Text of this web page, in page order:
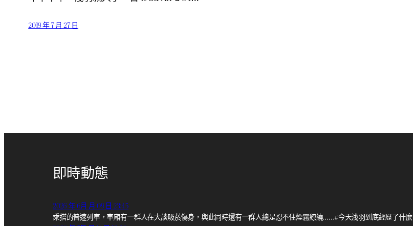
2019 年 7 月 27 日
即時動態
2026 年 6月 月 09 日 23:45
乘搭的普速列車，車廂有一群人在大談吸菸傷身，與此同時還有一群人總是忍不住煙霧繚繞……#今天浅羽到底經歷了什麼